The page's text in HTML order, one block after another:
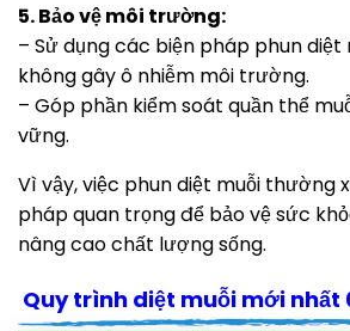
5. Bảo vệ môi trường:
– Sử dụng các biện pháp phun diệt
không gây ô nhiễm môi trường.
– Góp phần kiểm soát quần thể
vững.
Vì vậy, việc phun diệt muỗi thường
pháp quan trọng để bảo vệ sức
nâng cao chất lượng sống.
Quy trình diệt muỗi mới nhất